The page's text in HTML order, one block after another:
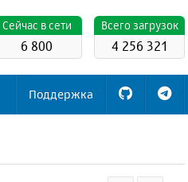
Всего загрузок
4 256 321
Cейчас в сети
6 800
Поддержка